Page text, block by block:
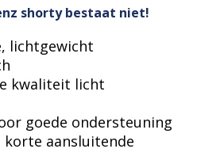
shorty bestaat niet!
lichtgewicht
kwaliteit licht
goede ondersteuning
korte aansluitende